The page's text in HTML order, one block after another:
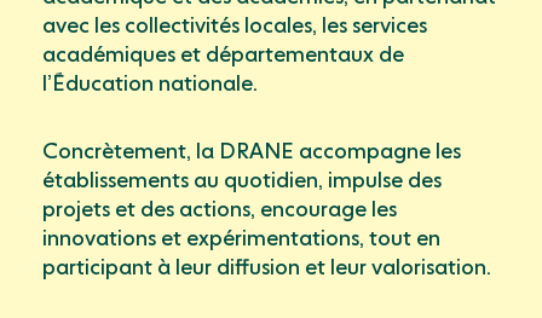
avec les collectivités locales, les services
académiques et départementaux de
l’Éducation nationale.
Concrètement, la DRANE accompagne les
établissements au quotidien, impulse des
projets et des actions, encourage les
innovations et expérimentations, tout en
participant à leur diffusion et leur valorisation.